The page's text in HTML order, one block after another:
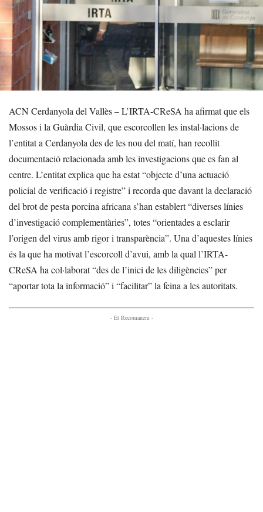
ACN Cerdanyola del Vallès – L’IRTA-CReSA ha afirmat que els
Mossos i la Guàrdia Civil, que escorcollen les instal·lacions de
l’entitat a Cerdanyola des de les nou del matí, han recollit
documentació relacionada amb les investigacions que es fan al
centre. L’entitat explica que ha estat “objecte d’una actuació
policial de verificació i registre” i recorda que davant la declaració
del brot de pesta porcina africana s’han establert “diverses línies
d’investigació complementàries”, totes “orientades a esclarir
l’origen del virus amb rigor i transparència”. Una d’aquestes línies
és la que ha motivat l’escorcoll d’avui, amb la qual l’IRTA-
CReSA ha col·laborat “des de l’inici de les diligències” per
“aportar tota la informació” i “facilitar” la feina a les autoritats.
- Et Recomanem -